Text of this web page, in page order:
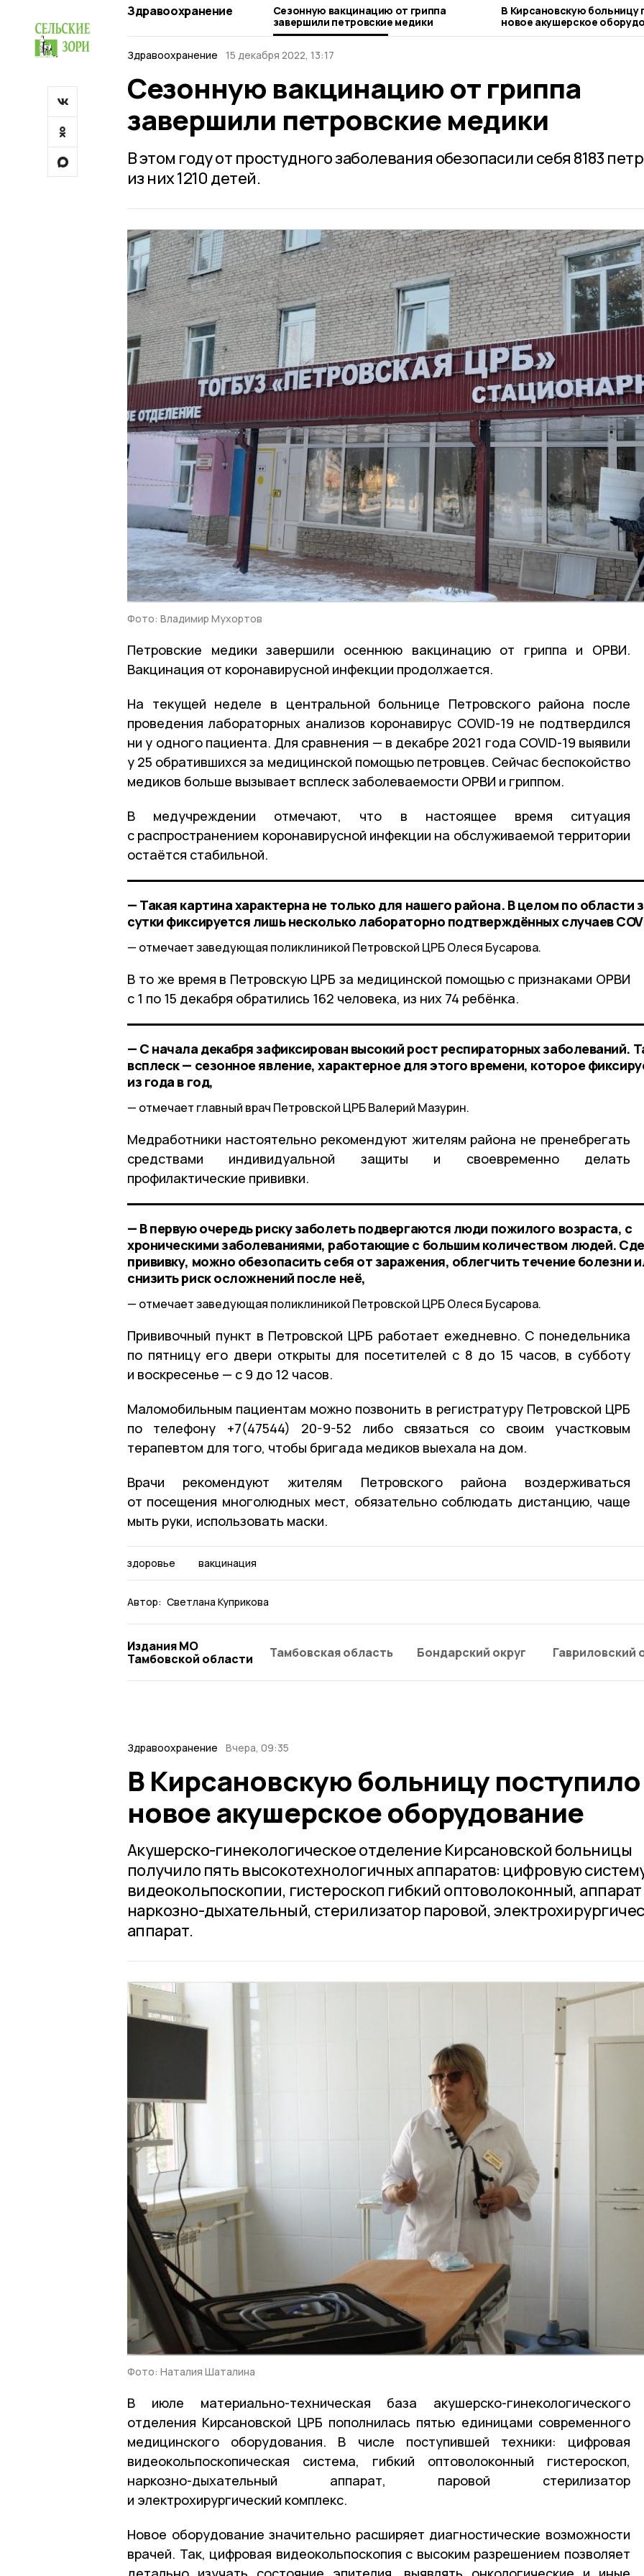
Здравоохранение
Сезонную вакцинацию от гриппа
завершили петровские медики
В Кирсановскую больницу
новое акушерское
Здравоохранение
15 декабря 2022, 13:17
Сезонную вакцинацию от гриппа
завершили петровские медики
В этом году от простудного заболевания обезопасили себя 8183
из них 1210 детей.
Фото: Владимир Мухортов
Петровские медики завершили осеннюю вакцинацию от гриппа и ОРВИ.
Вакцинация от коронавирусной инфекции продолжается.
На текущей неделе в центральной больнице Петровского района после
проведения лабораторных анализов коронавирус COVID-19 не подтвердился
ни у одного пациента. Для сравнения — в декабре 2021 года COVID-19 выявили
у 25 обратившихся за медицинской помощью петровцев. Сейчас беспокойство
медиков больше вызывает всплеск заболеваемости ОРВИ и гриппом.
В медучреждении отмечают, что в настоящее время ситуация
с распространением коронавирусной инфекции на обслуживаемой территории
остаётся стабильной.
— Такая картина характерна не только для нашего района. В целом по области
сутки фиксируется лишь несколько лабораторно подтверждённых случаев
отмечает заведующая поликлиникой Петровской ЦРБ Олеся Бусарова.
В то же время в Петровскую ЦРБ за медицинской помощью с признаками ОРВИ
с 1 по 15 декабря обратились 162 человека, из них 74 ребёнка.
— С начала декабря зафиксирован высокий рост респираторных заболеваний.
всплеск — сезонное явление, характерное для этого времени, которое
из года в год,
отмечает главный врач Петровской ЦРБ Валерий Мазурин.
Медработники настоятельно рекомендуют жителям района не пренебрегать
средствами индивидуальной защиты и своевременно делать
профилактические прививки.
— В первую очередь риску заболеть подвергаются люди пожилого возраста, с
хроническими заболеваниями, работающие с большим количеством людей.
прививку, можно обезопасить себя от заражения, облегчить течение болезни
снизить риск осложнений после неё,
отмечает заведующая поликлиникой Петровской ЦРБ Олеся Бусарова.
Прививочный пункт в Петровской ЦРБ работает ежедневно. С понедельника
по пятницу его двери открыты для посетителей с 8 до 15 часов, в субботу
и воскресенье — с 9 до 12 часов.
Маломобильным пациентам можно позвонить в регистратуру Петровской ЦРБ
по телефону +7(47544) 20-9-52 либо связаться со своим участковым
терапевтом для того, чтобы бригада медиков выехала на дом.
Врачи рекомендуют жителям Петровского района воздерживаться
от посещения многолюдных мест, обязательно соблюдать дистанцию, чаще
мыть руки, использовать маски.
здоровье вакцинация
Автор: Светлана Куприкова
Издания МО
Тамбовской области
Тамбовская область Бондарский округ Гавриловский
Здравоохранение Вчера, 09:35
В Кирсановскую больницу поступило
новое акушерское оборудование
Акушерско-гинекологическое отделение Кирсановской больницы
получило пять высокотехнологичных аппаратов: цифровую
видеокольпоскопии, гистероскоп гибкий оптоволоконный, аппарат
наркозно-дыхательный, стерилизатор паровой,
аппарат.
Фото: Наталия Шаталина
В июле материально-техническая база акушерско-гинекологического
отделения Кирсановской ЦРБ пополнилась пятью единицами современного
медицинского оборудования. В числе поступившей техники: цифровая
видеокольпоскопическая система, гибкий оптоволоконный гистероскоп,
наркозно-дыхательный аппарат, паровой стерилизатор
и электрохирургический комплекс.
Новое оборудование значительно расширяет диагностические возможности
врачей. Так, цифровая видеокольпоскопия с высоким разрешением позволяет